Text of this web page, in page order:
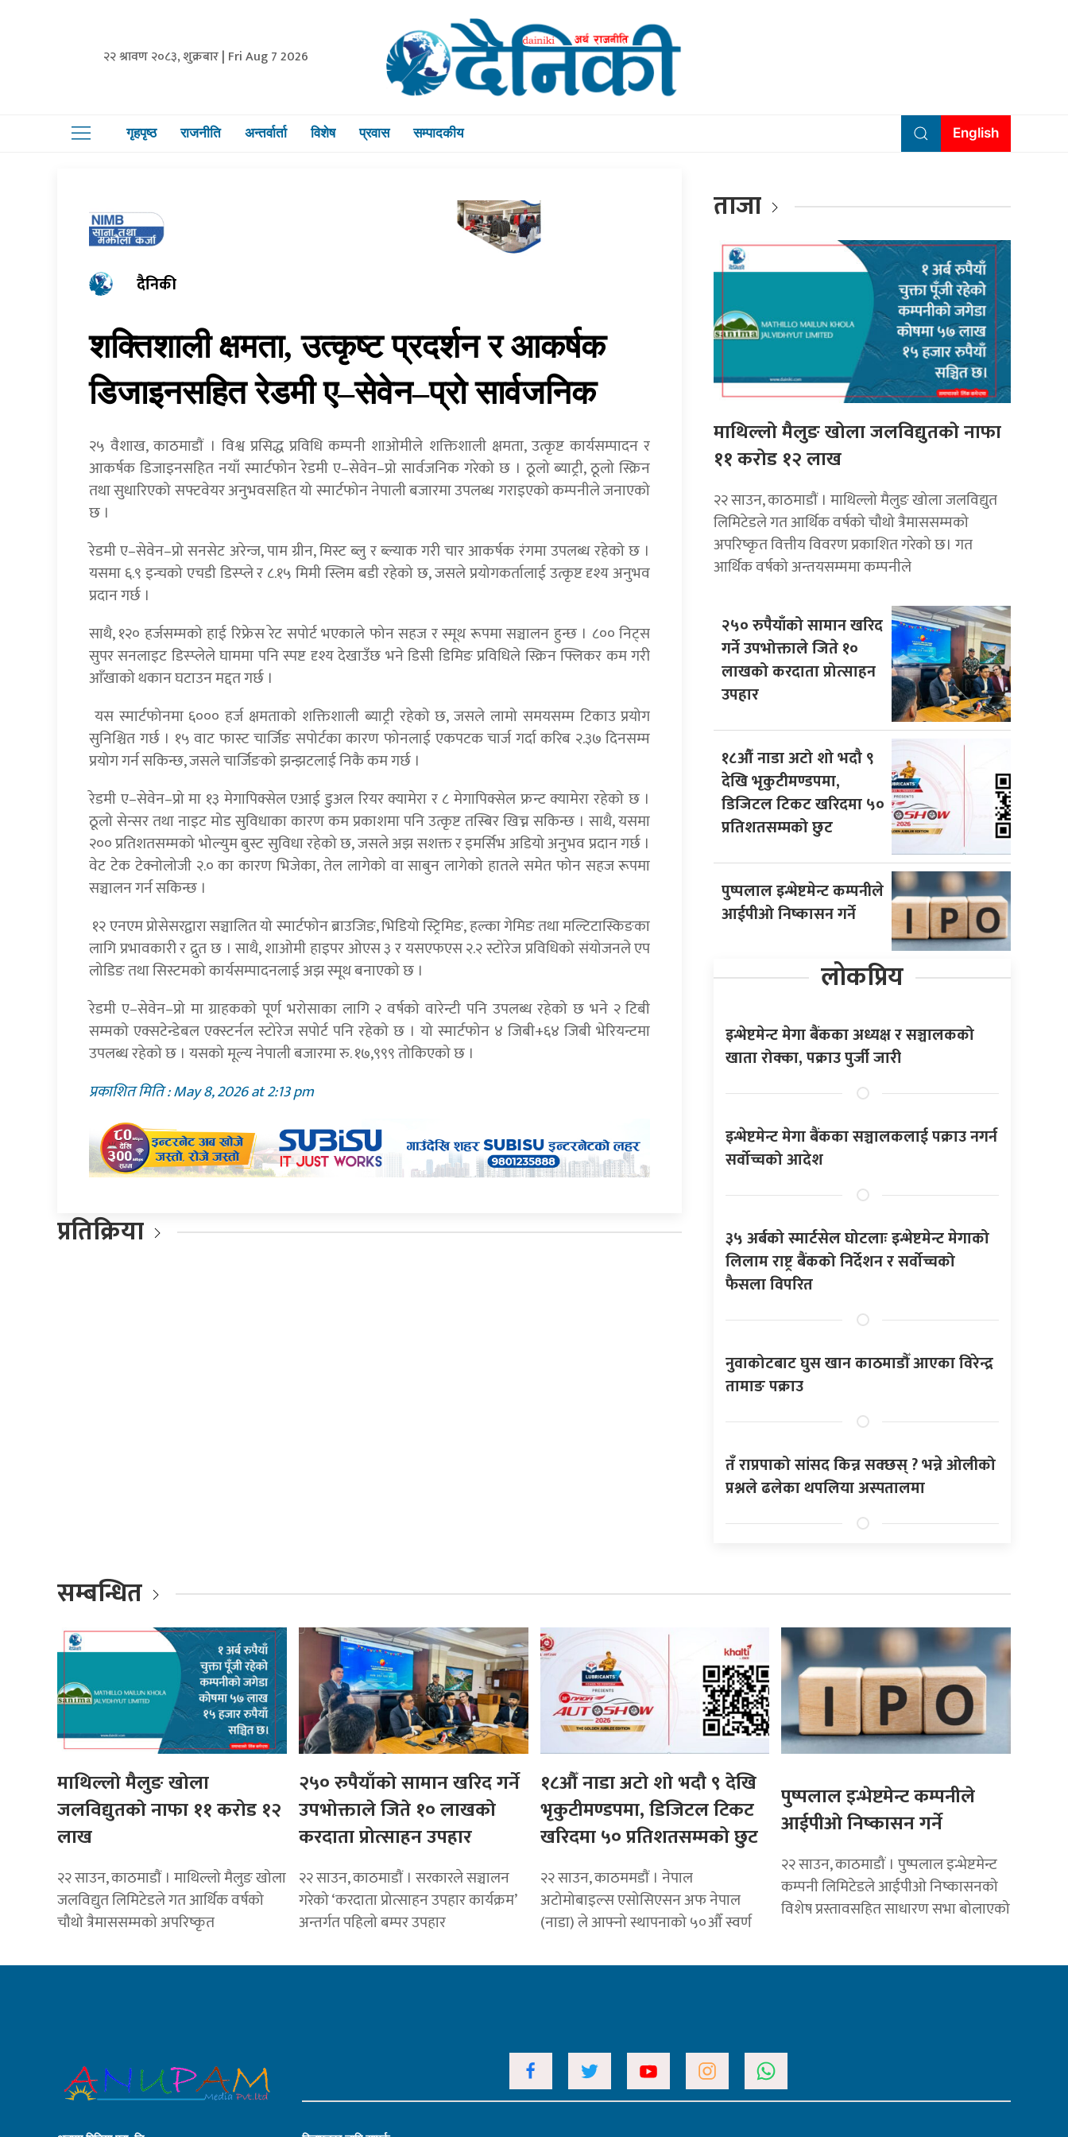
२२ श्रावण २०८३, शुक्रबार | Fri Aug 7 2026
गृहपृष्ठ राजनीति अन्तर्वार्ता विशेष प्रवास सम्पादकीय English
दैनिकी
शक्तिशाली क्षमता, उत्कृष्ट प्रदर्शन र आकर्षक
डिजाइनसहित रेडमी ए–सेवेन–प्रो सार्वजनिक
२५ वैशाख, काठमाडाैं । विश्व प्रसिद्ध प्रविधि कम्पनी शाओमीले शक्तिशाली क्षमता, उत्कृष्ट कार्यसम्पादन र
आकर्षक डिजाइनसहित नयाँ स्मार्टफोन रेडमी ए–सेवेन–प्रो सार्वजनिक गरेको छ । ठूलो ब्याट्री, ठूलो स्क्रिन
तथा सुधारिएको सफ्टवेयर अनुभवसहित यो स्मार्टफोन नेपाली बजारमा उपलब्ध गराइएको कम्पनीले जनाएको
छ ।
रेडमी ए–सेवेन–प्रो सनसेट अरेन्ज, पाम ग्रीन, मिस्ट ब्लु र ब्ल्याक गरी चार आकर्षक रंगमा उपलब्ध रहेको छ ।
यसमा ६.९ इन्चको एचडी डिस्प्ले र ८.१५ मिमी स्लिम बडी रहेको छ, जसले प्रयोगकर्तालाई उत्कृष्ट दृश्य अनुभव
प्रदान गर्छ ।
साथै, १२० हर्जसम्मको हाई रिफ्रेस रेट सपोर्ट भएकाले फोन सहज र स्मूथ रूपमा सञ्चालन हुन्छ । ८०० निट्स
सुपर सनलाइट डिस्प्लेले घाममा पनि स्पष्ट दृश्य देखाउँछ भने डिसी डिमिङ प्रविधिले स्क्रिन फ्लिकर कम गरी
आँखाको थकान घटाउन मद्दत गर्छ ।
यस स्मार्टफोनमा ६००० हर्ज क्षमताको शक्तिशाली ब्याट्री रहेको छ, जसले लामो समयसम्म टिकाउ प्रयोग
सुनिश्चित गर्छ । १५ वाट फास्ट चार्जिङ सपोर्टका कारण फोनलाई एकपटक चार्ज गर्दा करिब २.३७ दिनसम्म
प्रयोग गर्न सकिन्छ, जसले चार्जिङको झन्झटलाई निकै कम गर्छ ।
रेडमी ए–सेवेन–प्रो मा १३ मेगापिक्सेल एआई डुअल रियर क्यामेरा र ८ मेगापिक्सेल फ्रन्ट क्यामेरा रहेको छ ।
ठूलो सेन्सर तथा नाइट मोड सुविधाका कारण कम प्रकाशमा पनि उत्कृष्ट तस्बिर खिच्न सकिन्छ । साथै, यसमा
२०० प्रतिशतसम्मको भोल्युम बुस्ट सुविधा रहेको छ, जसले अझ सशक्त र इमर्सिभ अडियो अनुभव प्रदान गर्छ ।
वेट टेक टेक्नोलोजी २.० का कारण भिजेका, तेल लागेको वा साबुन लागेको हातले समेत फोन सहज रूपमा
सञ्चालन गर्न सकिन्छ ।
१२ एनएम प्रोसेसरद्वारा सञ्चालित यो स्मार्टफोन ब्राउजिङ, भिडियो स्ट्रिमिङ, हल्का गेमिङ तथा मल्टिटास्किङका
लागि प्रभावकारी र द्रुत छ । साथै, शाओमी हाइपर ओएस ३ र यसएफएस २.२ स्टोरेज प्रविधिको संयोजनले एप
लोडिङ तथा सिस्टमको कार्यसम्पादनलाई अझ स्मूथ बनाएको छ ।
रेडमी ए–सेवेन–प्रो मा ग्राहकको पूर्ण भरोसाका लागि २ वर्षको वारेन्टी पनि उपलब्ध रहेको छ भने २ टिबी
सम्मको एक्सटेन्डेबल एक्स्टर्नल स्टोरेज सपोर्ट पनि रहेको छ । यो स्मार्टफोन ४ जिबी+६४ जिबी भेरियन्टमा
उपलब्ध रहेको छ । यसको मूल्य नेपाली बजारमा रु. १७,९९९ तोकिएको छ ।
प्रकाशित मिति : May 8, 2026 at 2:13 pm
प्रतिक्रिया
ताजा
माथिल्लो मैलुङ खोला जलविद्युतकाे नाफा
११ करोड १२ लाख
२२ साउन, काठमाडाैं । माथिल्लो मैलुङ खोला जलविद्युत
लिमिटेडले गत आर्थिक वर्षको चौथो त्रैमाससम्मको
अपरिष्कृत वित्तीय विवरण प्रकाशित गरेको छ। गत
आर्थिक वर्षको अन्तयसम्ममा कम्पनीले
२५० रुपैयाँको सामान खरिद
गर्ने उपभोक्ताले जिते १०
लाखको करदाता प्रोत्साहन
उपहार
१८औँ नाडा अटो शो भदौ ९
देखि भृकुटीमण्डपमा,
डिजिटल टिकट खरिदमा ५०
प्रतिशतसम्मको छुट
पुष्पलाल इन्भेष्टमेन्ट कम्पनीले
आईपीओ निष्कासन गर्ने
लोकप्रिय
इन्भेष्टमेन्ट मेगा बैंकका अध्यक्ष र सञ्चालकको
खाता रोक्का, पक्राउ पुर्जी जारी
इन्भेष्टमेन्ट मेगा बैंकका सञ्चालकलाई पक्राउ नगर्न
सर्वोच्चको आदेश
३५ अर्बको स्मार्टसेल घोटलाः इन्भेष्टमेन्ट मेगाको
लिलाम राष्ट्र बैंकको निर्देशन र सर्वोच्चको
फैसला विपरित
नुवाकोटबाट घुस खान काठमाडौँ आएका विरेन्द्र
तामाङ पक्राउ
तँ राप्रपाको सांसद किन्न सक्छस् ? भन्ने ओलीको
प्रश्नले ढलेका थपलिया अस्पतालमा
सम्बन्धित
माथिल्लो मैलुङ खोला
जलविद्युतकाे नाफा ११ करोड १२
लाख
२२ साउन, काठमाडाैं । माथिल्लो मैलुङ खोला
जलविद्युत लिमिटेडले गत आर्थिक वर्षको
चौथो त्रैमाससम्मको अपरिष्कृत
२५० रुपैयाँको सामान खरिद गर्ने
उपभोक्ताले जिते १० लाखको
करदाता प्रोत्साहन उपहार
२२ साउन, काठमाडाैं । सरकारले सञ्चालन
गरेको ‘करदाता प्रोत्साहन उपहार कार्यक्रम’
अन्तर्गत पहिलो बम्पर उपहार
१८औँ नाडा अटो शो भदौ ९ देखि
भृकुटीमण्डपमा, डिजिटल टिकट
खरिदमा ५० प्रतिशतसम्मको छुट
२२ साउन, काठममडाैं । नेपाल
अटोमोबाइल्स एसोसिएसन अफ नेपाल
(नाडा) ले आफ्नो स्थापनाको ५०औँ स्वर्ण
पुष्पलाल इन्भेष्टमेन्ट कम्पनीले
आईपीओ निष्कासन गर्ने
२२ साउन, काठमाडौं । पुष्पलाल इन्भेष्टमेन्ट
कम्पनी लिमिटेडले आईपीओ निष्कासनको
विशेष प्रस्तावसहित साधारण सभा बोलाएको